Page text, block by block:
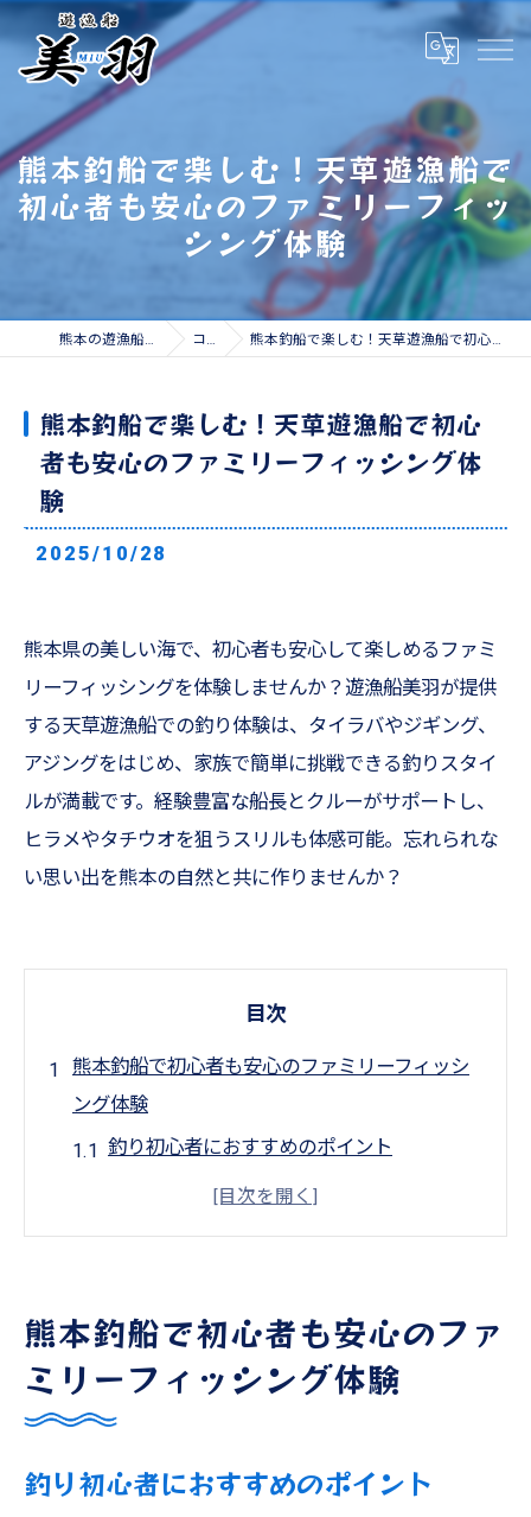
熊本釣船で楽しむ！天草遊漁船で
初心者も安心のファミリーフィッ
シング体験
熊本の遊漁船なら遊漁船 美羽 コラム 熊本釣船で楽しむ！天草遊漁船で初心者も安心のファミリーフィッシング体験
熊本釣船で楽しむ！天草遊漁船で初心
者も安心のファミリーフィッシング体
験
2025/10/28
熊本県の美しい海で、初心者も安心して楽しめるファミ
リーフィッシングを体験しませんか？遊漁船美羽が提供
する天草遊漁船での釣り体験は、タイラバやジギング、
アジングをはじめ、家族で簡単に挑戦できる釣りスタイ
ルが満載です。経験豊富な船長とクルーがサポートし、
ヒラメやタチウオを狙うスリルも体感可能。忘れられな
い思い出を熊本の自然と共に作りませんか？
目次
熊本釣船で初心者も安心のファミリーフィッシ
ング体験
釣り初心者におすすめのポイント
家族全員で楽しむための準備と心得
安全対策とサポート体制
初めての釣りで心得ておくべきこと
家族の絆を深める釣り体験
天草遊漁船で楽しむタイラバとジギングの魅力
ジギングのテクニックと醍醐味
熊本釣船で初心者も安心のファ
ミリーフィッシング体験
釣り初心者におすすめのポイント